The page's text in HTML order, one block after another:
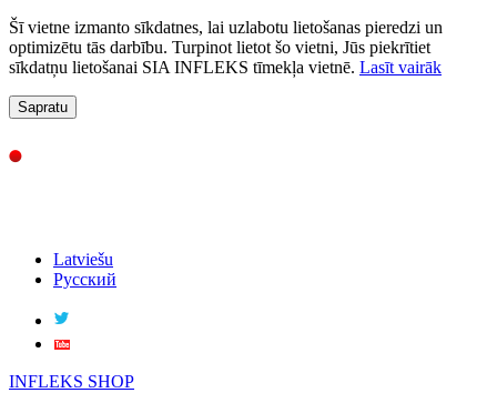
Šī vietne izmanto sīkdatnes, lai uzlabotu lietošanas pieredzi un
optimizētu tās darbību. Turpinot lietot šo vietni, Jūs piekrītiet
sīkdatņu lietošanai SIA INFLEKS tīmekļa vietnē. Lasīt vairāk
Sapratu
Latviešu
Русский
INFLEKS SHOP